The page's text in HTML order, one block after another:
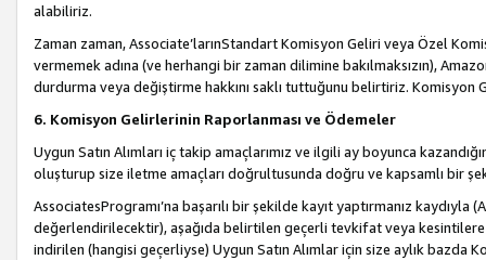
alabiliriz.
Zaman zaman, Associate’larınStandart Komisyon Geliri veya Özel
vermemek adına (ve herhangi bir zaman dilimine bakılmaksızın),
durdurma veya değiştirme hakkını saklı tuttuğunu belirtiriz. Komisyon
6. Komisyon Gelirlerinin Raporlanması ve Ödemeler
Uygun Satın Alımları iç takip amaçlarımız ve ilgili ay boyunca
oluşturup size iletme amaçları doğrultusunda doğru ve kapsamlı bir
AssociatesProgramı’na başarılı bir şekilde kayıt yaptırmanız
değerlendirilecektir), aşağıda belirtilen geçerli tevkifat veya
indirilen (hangisi geçerliyse) Uygun Satın Alımlar için size aylık